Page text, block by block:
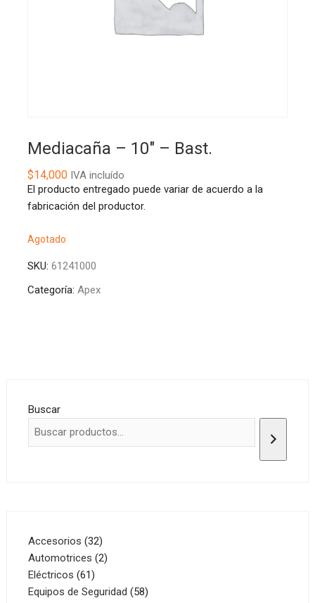
Mediacaña – 10″ – Bast.
$14,000IVA incluído
El producto entregado puede variar de acuerdo a la
fabricación del productor.
Agotado
SKU: 61241000
Categoría: Apex
Buscar
Accesorios 3232
productos
Automotrices 22
Eléctricos 6161
productos
Equipos de Seguridad 5858